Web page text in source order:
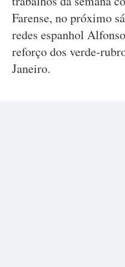
Farense, no próximo
redes espanhol
reforço dos verde-
Janeiro.